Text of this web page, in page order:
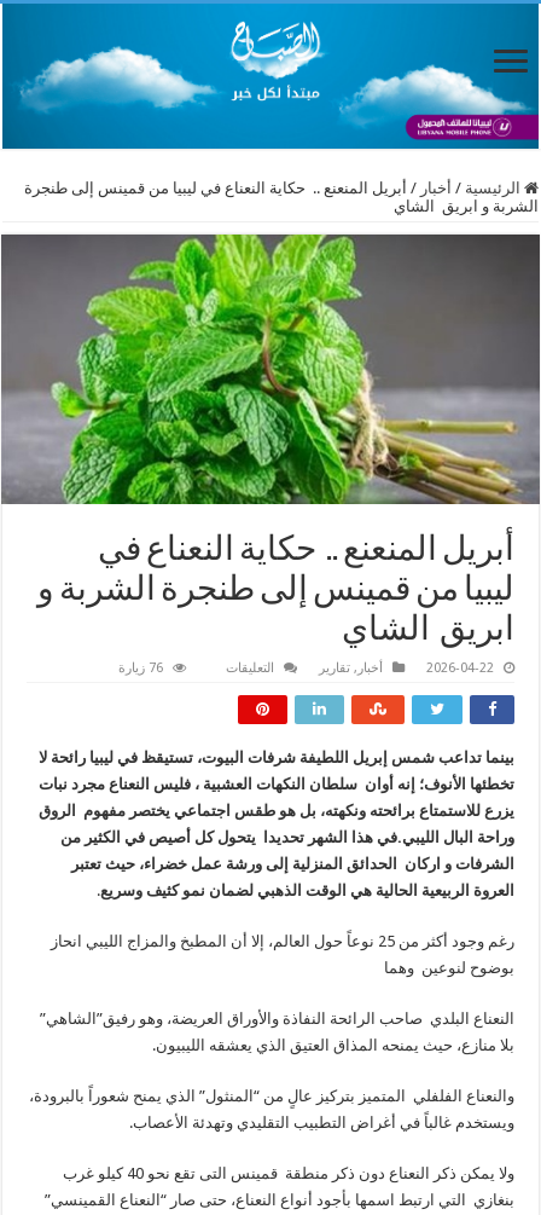
الرئيسية / أخبار / أبريل المنعنع .. حكاية النعناع في ليبيا من قمينس إلى طنجرة
الشربة و ابريق الشاي
أبريل المنعنع .. حكاية النعناع في
ليبيا من قمينس إلى طنجرة الشربة و
ابريق الشاي
2026-04-22 أخبار ,تقارير التعليقات
في
ليبيا من
قمينس
إلى
طنجرة
الشربة
ابريق
الشاي
مغلقة
76 زيارة
بينما تداعب شمس إبريل اللطيفة شرفات البيوت، تستيقظ في ليبيا رائحة لا
تخطئها الأنوف؛ إنه أوان سلطان النكهات العشبية ، فليس النعناع مجرد نبات
يزرع للاستمتاع برائحته ونكهته، بل هو طقس اجتماعي يختصر مفهوم الروق
وراحة البال الليبي.في هذا الشهر تحديدا يتحول كل أصيص في الكثير من
الشرفات و اركان الحدائق المنزلية إلى ورشة عمل خضراء، حيث تعتبر
العروة الربيعية الحالية هي الوقت الذهبي لضمان نمو كثيف وسريع.
رغم وجود أكثر من 25 نوعاً حول العالم، إلا أن المطبخ والمزاج الليبي انحاز
بوضوح لنوعين وهما
النعناع البلدي صاحب الرائحة النفاذة والأوراق العريضة، وهو رفيق”الشاهي”
بلا منازع، حيث يمنحه المذاق العتيق الذي يعشقه الليبيون.
والنعناع الفلفلي المتميز بتركيز عالٍ من “المنثول” الذي يمنح شعوراً بالبرودة،
ويستخدم غالباً في أغراض التطبيب التقليدي وتهدئة الأعصاب.
ولا يمكن ذكر النعناع دون ذكر منطقة قمينس التى تقع نحو 40 كيلو غرب
بنغازي التي ارتبط اسمها بأجود أنواع النعناع، حتى صار “النعناع القمينسي”